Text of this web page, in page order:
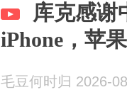
库克感谢
iPhone，苹
毛豆何时归 2026-